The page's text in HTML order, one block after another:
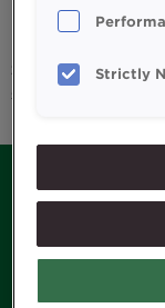
Système
Sorry, we couldn't
search.
MENU
Strictly